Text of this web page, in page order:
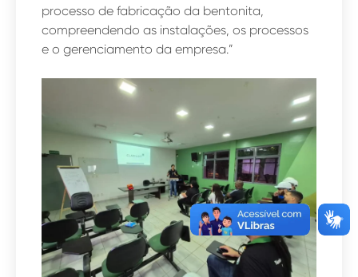
processo de fabricação da bentonita,
compreendendo as instalações, os processos
e o gerenciamento da empresa.”